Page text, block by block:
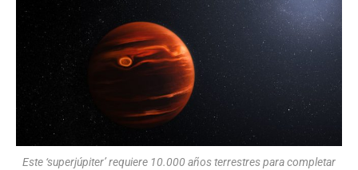
Este ‘superjúpiter’ requiere 10.000 años terrestres para completar